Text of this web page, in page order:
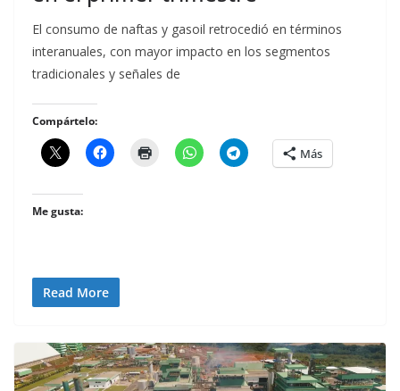
El consumo de naftas y gasoil retrocedió en términos
interanuales, con mayor impacto en los segmentos
tradicionales y señales de
Compártelo:
Más
Me gusta:
Read More